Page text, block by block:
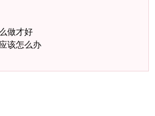
做才好
该怎么办